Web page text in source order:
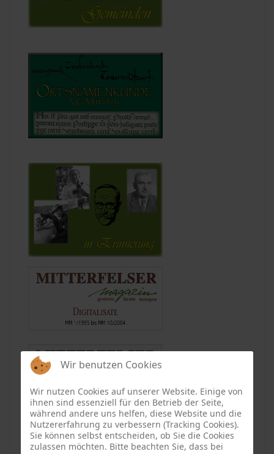
Wir benutzen Cookies
Wir nutzen Cookies auf unserer Website. Einige von
ihnen sind essenziell für den Betrieb der Seite,
während andere uns helfen, diese Website und die
Nutzererfahrung zu verbessern (Tracking Cookies).
Sie können selbst entscheiden, ob Sie die Cookies
zulassen möchten. Bitte beachten Sie, dass bei